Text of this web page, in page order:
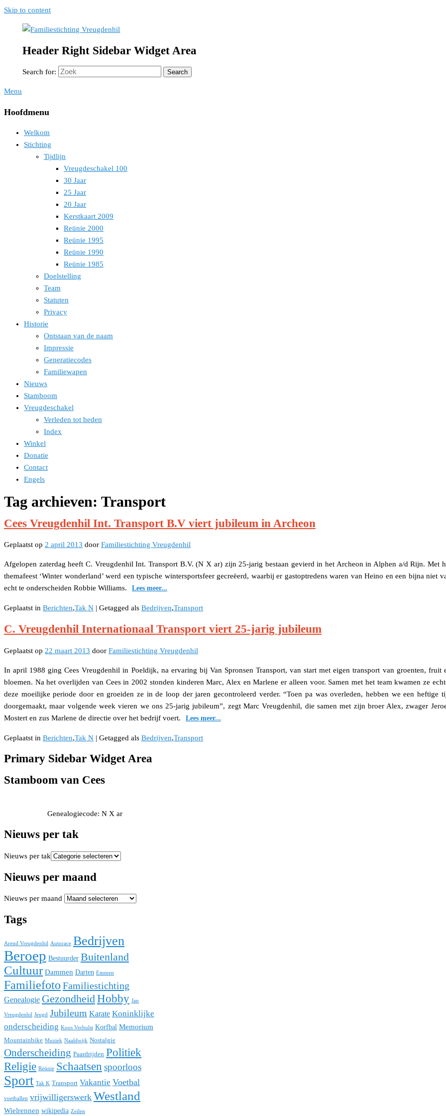
Skip to content
Familiestichting Vreugdenhil
Header Right Sidebar Widget Area
Search for: Search
Menu
Hoofdmenu
Welkom
Stichting
Tijdlijn
Vreugdeschakel 100
30 Jaar
25 Jaar
20 Jaar
Kerstkaart 2009
Reünie 2000
Reünie 1995
Reünie 1990
Reünie 1985
Doelstelling
Team
Statuten
Privacy
Historie
Ontstaan van de naam
Impressie
Generatiecodes
Familiewapen
Nieuws
Stamboom
Vreugdeschakel
Verleden tot heden
Index
Winkel
Donatie
Contact
Engels
Tag archieven: Transport
Cees Vreugdenhil Int. Transport B.V viert jubileum in Archeon
Geplaatst op 2 april 2013 door Familiestichting Vreugdenhil
Afgelopen zaterdag heeft C. Vreugdenhil Int. Transport B.V. (N X ar) zijn 25-jarig bestaan gevierd in het Archeon in Alphen a/d Rijn. Met
themafeest ‘Winter wonderland’ werd een typische wintersportsfeer gecreëerd, waarbij er gastoptredens waren van Heino en een bijna niet
echt te onderscheiden Robbie Williams.
Lees meer...
Geplaatst in Berichten,Tak N | Getagged als Bedrijven,Transport
C. Vreugdenhil Internationaal Transport viert 25-jarig jubileum
Geplaatst op 22 maart 2013 door Familiestichting Vreugdenhil
In april 1988 ging Cees Vreugdenhil in Poeldijk, na ervaring bij Van Spronsen Transport, van start met eigen transport van groenten, fruit
bloemen. Na het overlijden van Cees in 2002 stonden kinderen Marc, Alex en Marlene er alleen voor. Samen met het team kwamen ze
deze moeilijke periode door en groeiden ze in de loop der jaren gecontroleerd verder. “Toen pa was overleden, hebben we een heftige
doorgemaakt, maar volgende week vieren we ons 25-jarig jubileum”, zegt Marc Vreugdenhil, die samen met zijn broer Alex, zwager
Mostert en zus Marlene de directie over het bedrijf voert.
Lees meer...
Geplaatst in Berichten,Tak N | Getagged als Bedrijven,Transport
Primary Sidebar Widget Area
Stamboom van Cees
Genealogiecode: N X ar
Nieuws per tak
Nieuws per tak
Nieuws per maand
Nieuws per maand
Tags
Arend Vreugdenhil Autorace Bedrijven
Beroep Bestuurder Buitenland
Cultuur Dammen Darten Emmen
Familiefoto Familiestichting
Genealogie Gezondheid Hobby Jan
Vreugdenhil Jeugd Jubileum Karate Koninklijke
onderscheiding Koos Verhulst Korfbal Memorium
Mountainbike Muziek Naaldwijk Nostalgie
Onderscheiding Paardrijden Politiek
Religie Reünie Schaatsen spoorloos
Sport Tak K Transport Vakantie Voetbal
voetballen vrijwilligerswerk Westland
Wielrennen wikipedia Zeilen